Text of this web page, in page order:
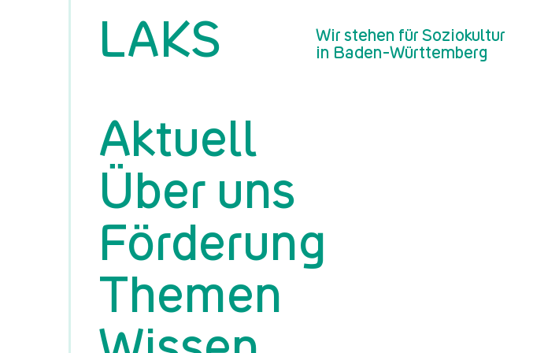
LAKS
Wir stehen für Soziokultur
in Baden-Württemberg
Aktuell
Über uns
Förderung
Themen